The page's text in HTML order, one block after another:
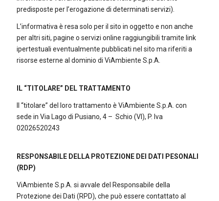
predisposte per l’erogazione di determinati servizi).
L’informativa è resa solo per il sito in oggetto e non anche
per altri siti, pagine o servizi online raggiungibili tramite link
ipertestuali eventualmente pubblicati nel sito ma riferiti a
risorse esterne al dominio di ViAmbiente S.p.A.
IL “TITOLARE” DEL TRATTAMENTO
Il “titolare” del loro trattamento è ViAmbiente S.p.A. con
sede in Via Lago di Pusiano, 4 – Schio (VI), P. Iva
02026520243
RESPONSABILE DELLA PROTEZIONE DEI DATI PESONALI
(RDP)
ViAmbiente S.p.A. si avvale del Responsabile della
Protezione dei Dati (RPD), che può essere contattato al